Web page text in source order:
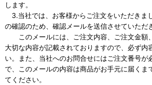
します。
3.当社では、お客様からご注文をいただきま
の確認のため、確認メールを送信させていただ
このメールには、ご注文内容、ご注文金額
大切な内容が記載されておりますので、必ず内
い。また、当社へのお問合せにはご注文番号が
で、このメールの内容は商品がお手元に届くま
てください。